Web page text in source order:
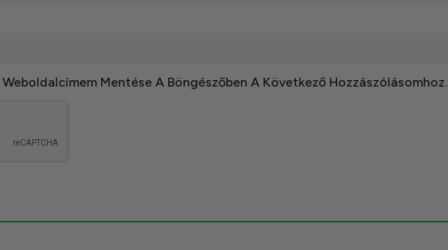
Weboldalcímem Mentése A Böngészőben A Következő Hozzászólásomhoz.